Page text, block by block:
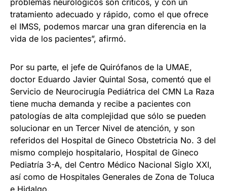
problemas neurológicos son críticos, y con un
tratamiento adecuado y rápido, como el que ofrece
el IMSS, podemos marcar una gran diferencia en la
vida de los pacientes”, afirmó.
Por su parte, el jefe de Quirófanos de la UMAE,
doctor Eduardo Javier Quintal Sosa, comentó que el
Servicio de Neurocirugía Pediátrica del CMN La Raza
tiene mucha demanda y recibe a pacientes con
patologías de alta complejidad que sólo se pueden
solucionar en un Tercer Nivel de atención, y son
referidos del Hospital de Gineco Obstetricia No. 3 del
mismo complejo hospitalario, Hospital de Gineco
Pediatría 3-A, del Centro Médico Nacional Siglo XXI,
así como de Hospitales Generales de Zona de Toluca